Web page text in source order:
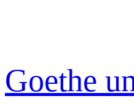
Goethe